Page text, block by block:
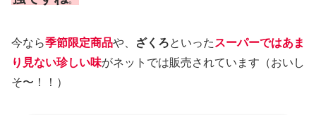
今なら季節限定商品や、 ざくろといったスーパーではあま
り見ない珍しい味がネットでは販売されています（おいし
そ〜！！）